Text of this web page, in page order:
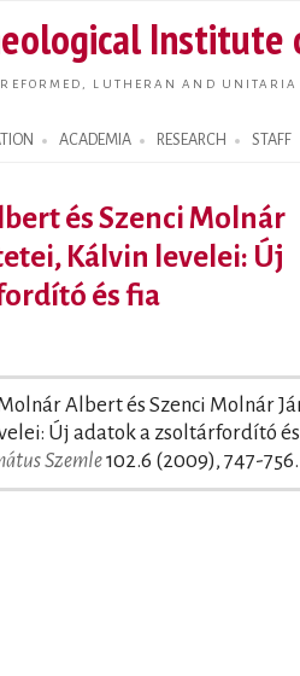
main
Institute
LUTHERAN AND
ACADEMIA RESEARCH STAFF
és Szenci Molnár
Kálvin levelei: Új
és fia
Albert és Szenci Molnár
Új adatok a zsoltárfordító
Szemle102.6 (2009), 747-